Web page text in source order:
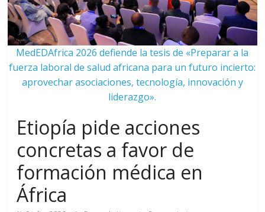
MedEDAfrica 2026 defiende la tesis de «Preparar a la
fuerza laboral de salud africana para un futuro incierto:
aprovechar asociaciones, tecnología, innovación y
liderazgo».
Etiopía pide acciones
concretas a favor de
formación médica en
África